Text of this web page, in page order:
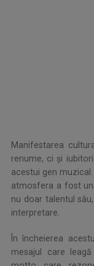
Manifestarea
renume, ci și
acestui gen
atmosfera a fost
nu doar talentul
interpretare.
În încheierea
mesajul care